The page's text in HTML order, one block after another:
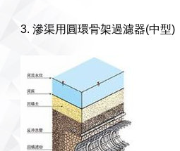
3. 滲渠用圓環骨架過濾器(中型)